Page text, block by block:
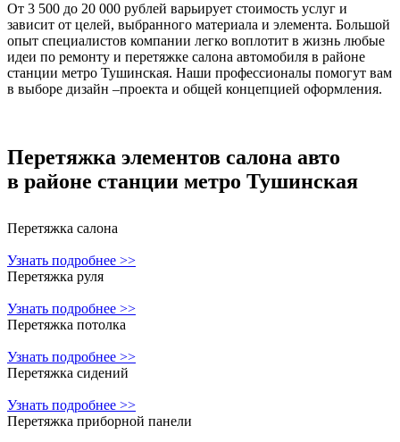
От 3 500 до 20 000 рублей варьирует стоимость услуг и
зависит от целей, выбранного материала и элемента. Большой
опыт специалистов компании легко воплотит в жизнь любые
идеи по ремонту и перетяжке салона автомобиля в районе
станции метро Тушинская. Наши профессионалы помогут вам
в выборе дизайн –проекта и общей концепцией оформления.
Перетяжка элементов салона авто
в районе станции метро Тушинская
Перетяжка салона
Узнать подробнее >>
Перетяжка руля
Узнать подробнее >>
Перетяжка потолка
Узнать подробнее >>
Перетяжка сидений
Узнать подробнее >>
Перетяжка приборной панели